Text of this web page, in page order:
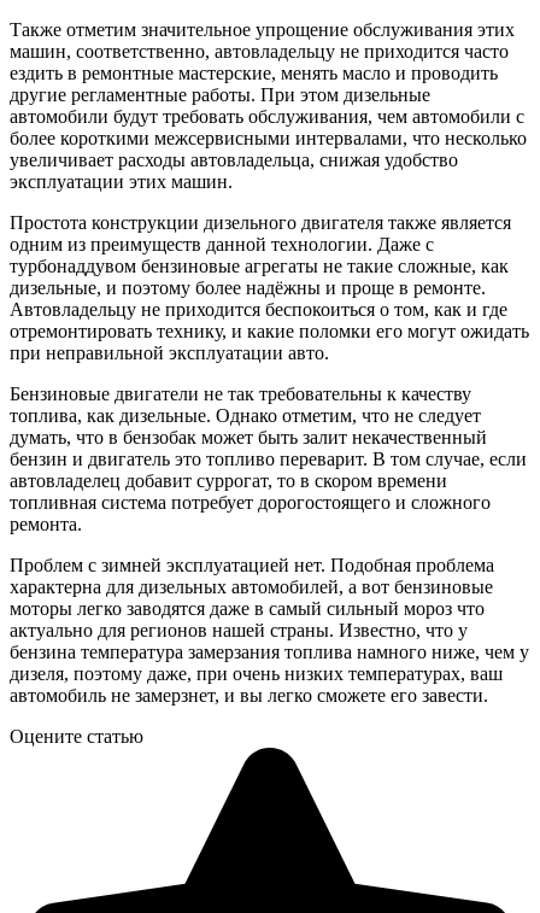
Также отметим значительное упрощение обслуживания этих
машин, соответственно, автовладельцу не приходится часто
ездить в ремонтные мастерские, менять масло и проводить
другие регламентные работы. При этом дизельные
автомобили будут требовать обслуживания, чем автомобили с
более короткими межсервисными интервалами, что несколько
увеличивает расходы автовладельца, снижая удобство
эксплуатации этих машин.
Простота конструкции дизельного двигателя также является
одним из преимуществ данной технологии. Даже с
турбонаддувом бензиновые агрегаты не такие сложные, как
дизельные, и поэтому более надёжны и проще в ремонте.
Автовладельцу не приходится беспокоиться о том, как и где
отремонтировать технику, и какие поломки его могут ожидать
при неправильной эксплуатации авто.
Бензиновые двигатели не так требовательны к качеству
топлива, как дизельные. Однако отметим, что не следует
думать, что в бензобак может быть залит некачественный
бензин и двигатель это топливо переварит. В том случае, если
автовладелец добавит суррогат, то в скором времени
топливная система потребует дорогостоящего и сложного
ремонта.
Проблем с зимней эксплуатацией нет. Подобная проблема
характерна для дизельных автомобилей, а вот бензиновые
моторы легко заводятся даже в самый сильный мороз что
актуально для регионов нашей страны. Известно, что у
бензина температура замерзания топлива намного ниже, чем у
дизеля, поэтому даже, при очень низких температурах, ваш
автомобиль не замерзнет, ​​и вы легко сможете его завести.
Оцените статью